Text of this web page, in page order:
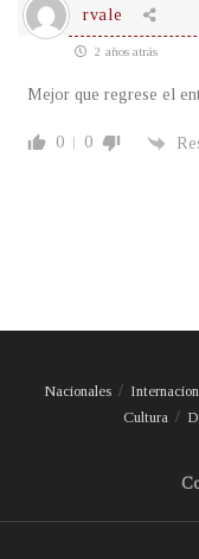
rvale
2 años atrás
Mejor que regrese el
0 0
Nacionales
Cultura